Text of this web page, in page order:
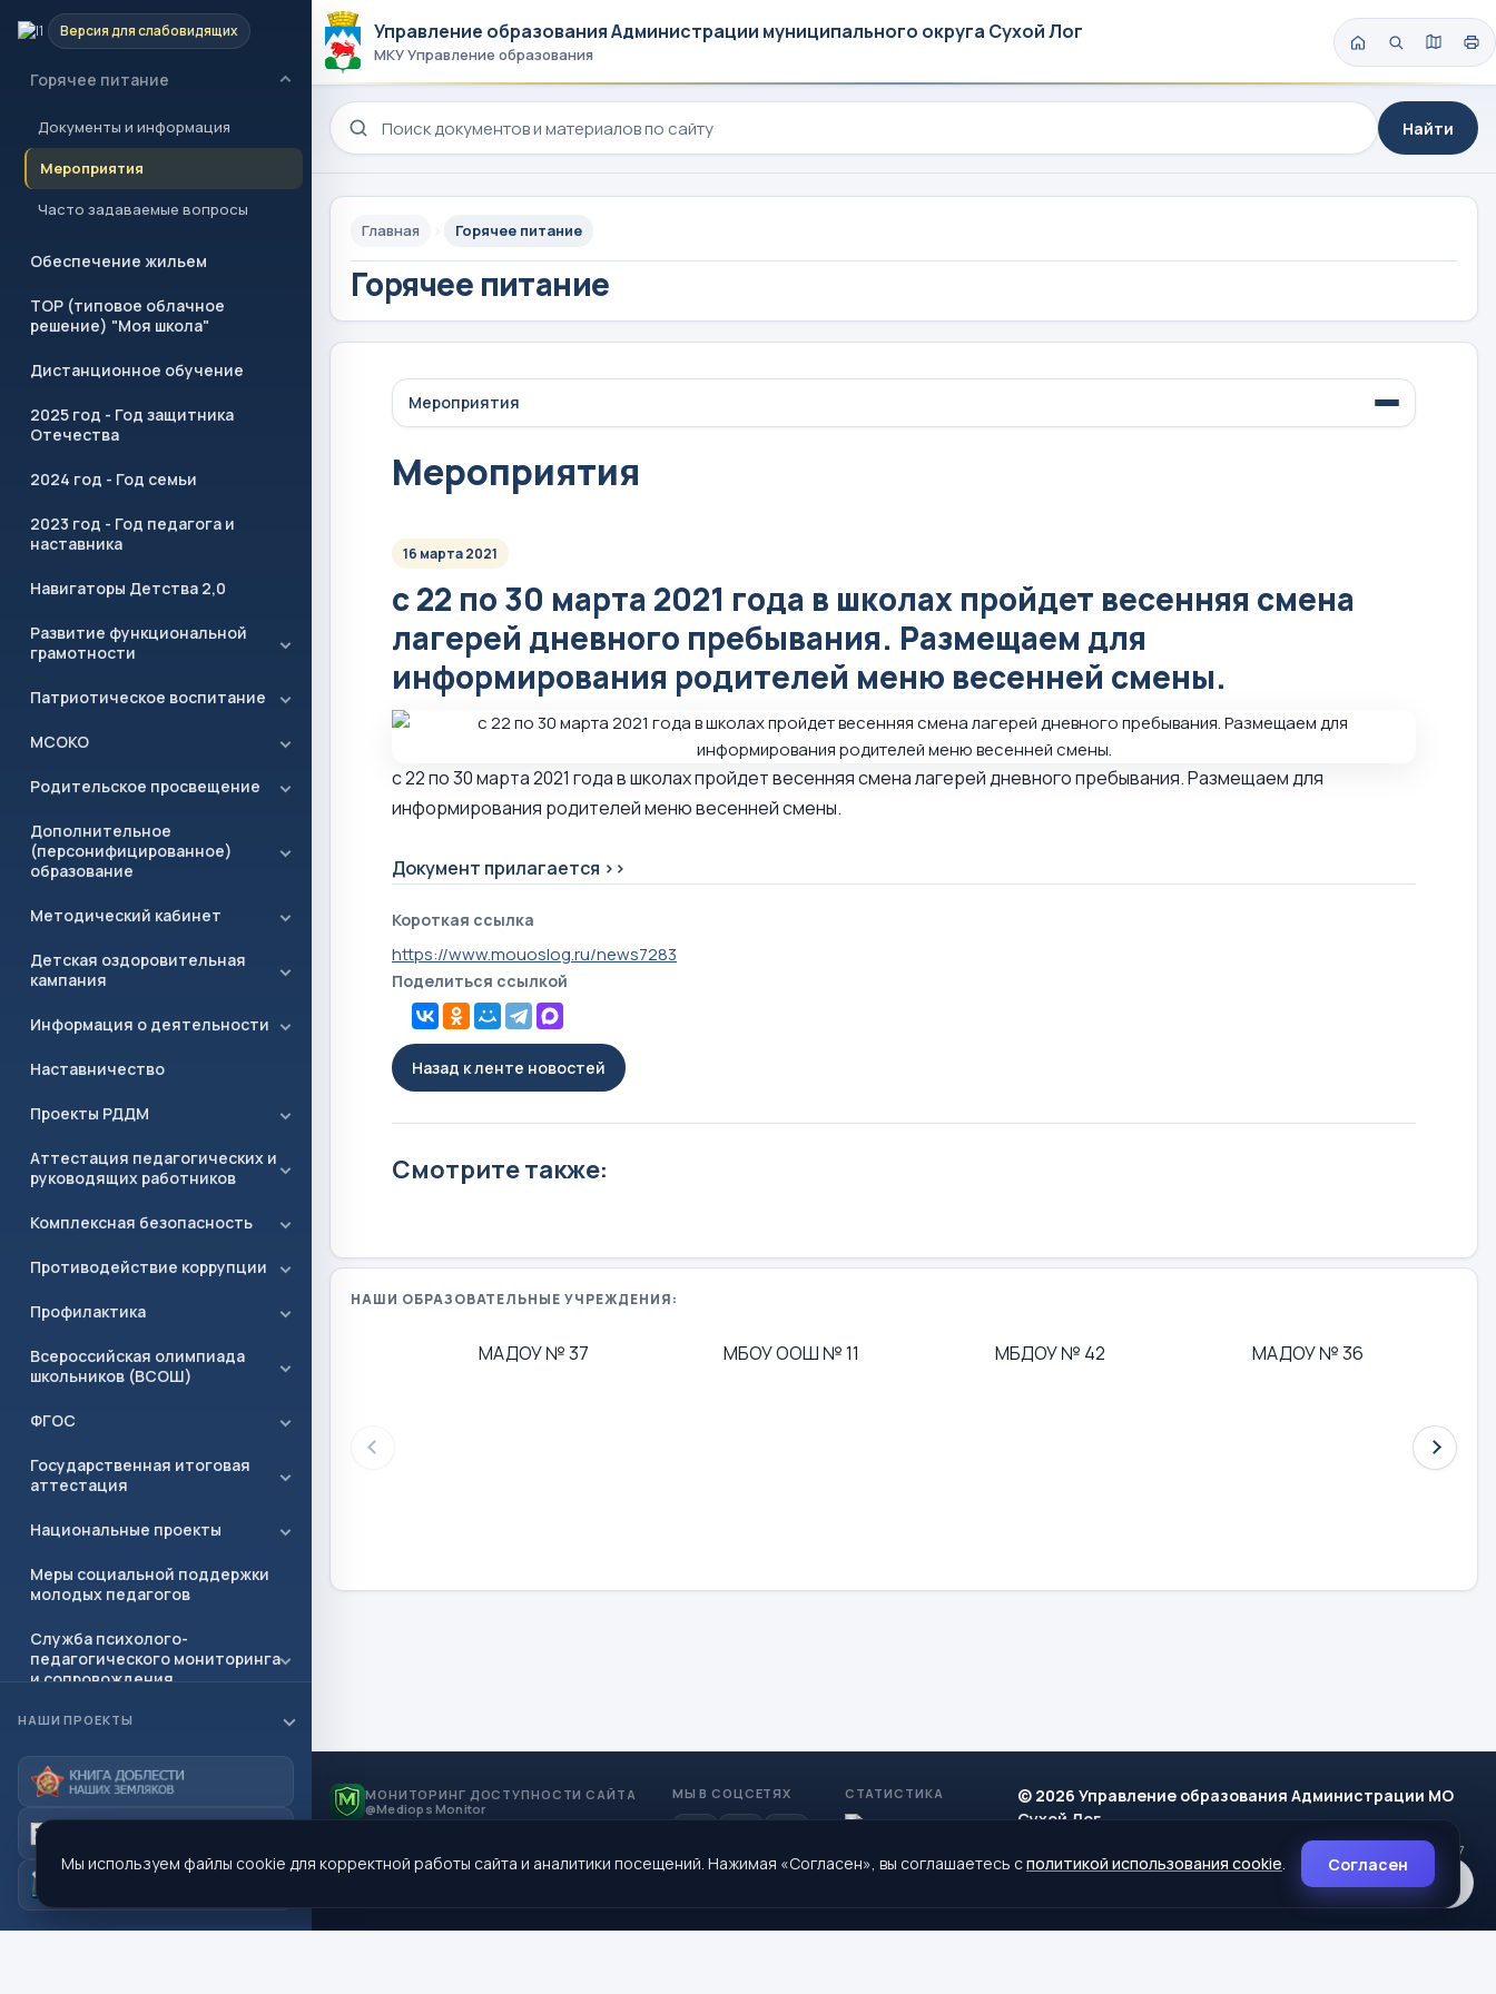
Версия для слабовидящих
Учреждения образования
Горячее питание
Документы и информация
Мероприятия
Часто задаваемые вопросы
Обеспечение жильем
ТОР (типовое облачное
решение) "Моя школа"
Дистанционное обучение
2025 год - Год защитника
Отечества
2024 год - Год семьи
2023 год - Год педагога и
наставника
Навигаторы Детства 2,0
Развитие функциональной
грамотности
Патриотическое воспитание
МСОКО
Родительское просвещение
Дополнительное
(персонифицированное)
образование
Методический кабинет
Детская оздоровительная
кампания
Информация о деятельности
Наставничество
Проекты РДДМ
Аттестация педагогических и
руководящих работников
Комплексная безопасность
Противодействие коррупции
Профилактика
Всероссийская олимпиада
школьников (ВСОШ)
ФГОС
Государственная итоговая
аттестация
Национальные проекты
Меры социальной поддержки
молодых педагогов
Служба психолого-
педагогического мониторинга
и сопровождения
Независимая оценка качества.
Профориентация
Полезные ссылки
Документы
НАШИ ПРОЕКТЫ
Управление образования Администрации муниципального округа Сухой Лог
МКУ Управление образования
Поиск по сайту
Найти
Главная Горячее питание
Горячее питание
Мероприятия
Мероприятия
16 марта 2021
с 22 по 30 марта 2021 года в школах пройдет весенняя смена
лагерей дневного пребывания. Размещаем для
информирования родителей меню весенней смены.
с 22 по 30 марта 2021 года в школах пройдет весенняя смена лагерей дневного пребывания. Размещаем для
информирования родителей меню весенней смены.
Документ прилагается >>
Короткая ссылка
https://www.mouoslog.ru/news7283
Поделиться ссылкой
Назад к ленте новостей
Смотрите также:
НАШИ ОБРАЗОВАТЕЛЬНЫЕ УЧРЕЖДЕНИЯ:
МАДОУ № 37 МБОУ ООШ № 11 МБДОУ № 42 МАДОУ № 36
МОНИТОРИНГ ДОСТУПНОСТИ САЙТА
@Mediops Monitor
МЫ В СОЦСЕТЯХ СТАТИСТИКА
© 2026 Управление образования Администрации МО
Сухой Лог
624800, Свердловская область, г. Сухой Лог, ул. Кирова, дом 7
Политика cookie
Мы используем файлы cookie для корректной работы сайта и аналитики посещений. Нажимая «Согласен», вы соглашаетесь сполитикой использования cookie. Согласен